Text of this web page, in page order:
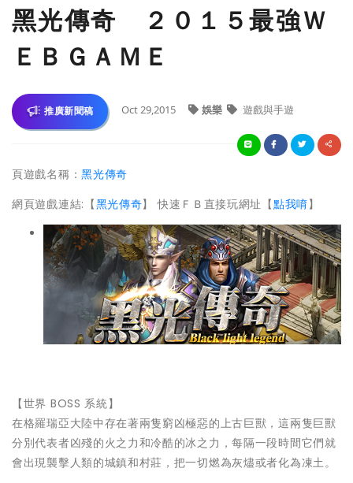
黑光傳奇 ２０１５最強Ｗ
ＥＢＧＡＭＥ
推廣新聞稿 Oct 29,2015 娛樂 遊戲與手遊
頁遊戲名稱：黑光傳奇
網頁遊戲連結:【黑光傳奇】 快速ＦＢ直接玩網址【點我唷】
【世界 BOSS 系統】
在格羅瑞亞大陸中存在著兩隻窮凶極惡的上古巨獸，這兩隻巨獸
分別代表者凶殘的火之力和冷酷的冰之力，每隔一段時間它們就
會出現襲擊人類的城鎮和村莊，把一切燃為灰燼或者化為凍土。